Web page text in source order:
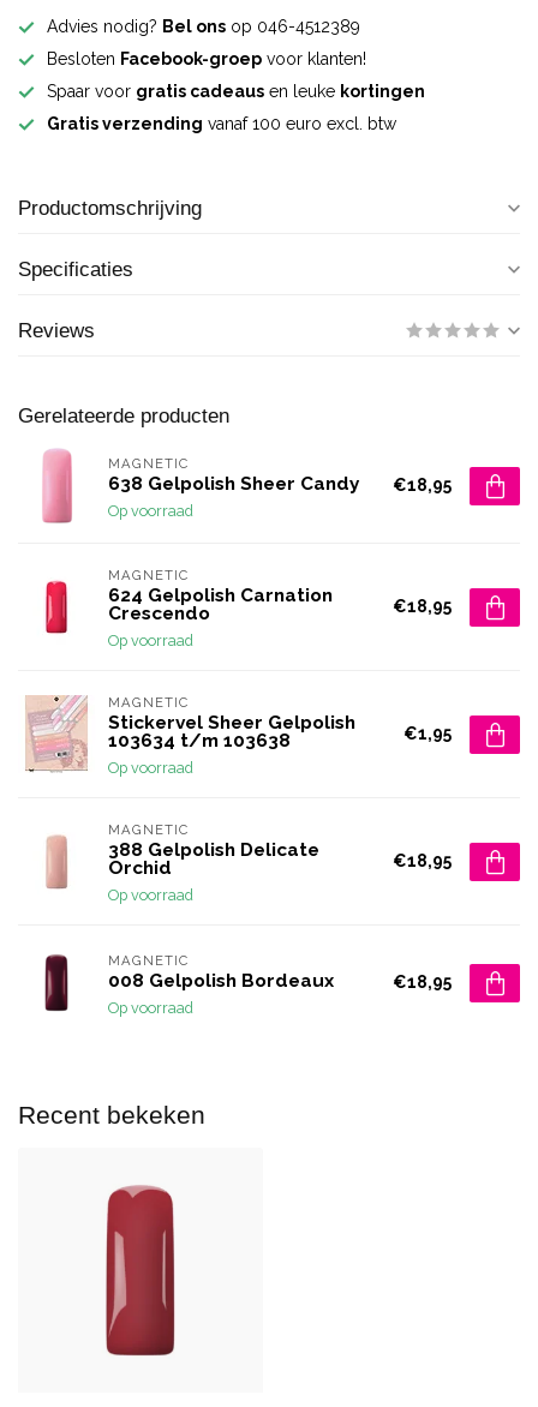
Advies nodig? Bel ons op 046-4512389
Besloten Facebook-groep voor klanten!
Spaar voor gratis cadeaus en leuke kortingen
Gratis verzending vanaf 100 euro excl. btw
Productomschrijving
Specificaties
Reviews
Gerelateerde producten
MAGNETIC
638 Gelpolish Sheer Candy
Op voorraad
€18,95
MAGNETIC
624 Gelpolish Carnation
Crescendo
Op voorraad
€18,95
MAGNETIC
Stickervel Sheer Gelpolish
103634 t/m 103638
Op voorraad
€1,95
MAGNETIC
388 Gelpolish Delicate
Orchid
Op voorraad
€18,95
MAGNETIC
008 Gelpolish Bordeaux
Op voorraad
€18,95
Recent bekeken